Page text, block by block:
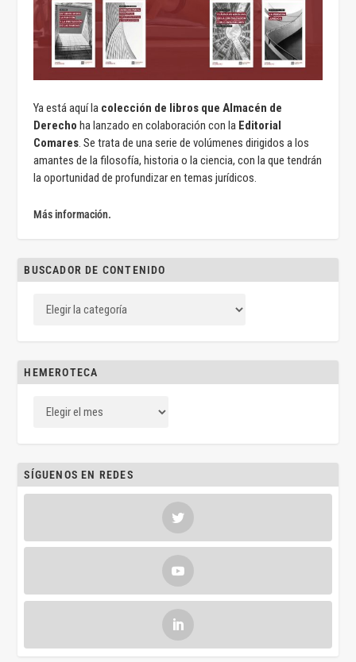
Ya está aquí la colección de libros que Almacén de
Derecho ha lanzado en colaboración con la Editorial
Comares. Se trata de una serie de volúmenes dirigidos a los
amantes de la filosofía, historia o la ciencia, con la que tendrán
la oportunidad de profundizar en temas jurídicos.
Más información.
BUSCADOR DE CONTENIDO
HEMEROTECA
SÍGUENOS EN REDES